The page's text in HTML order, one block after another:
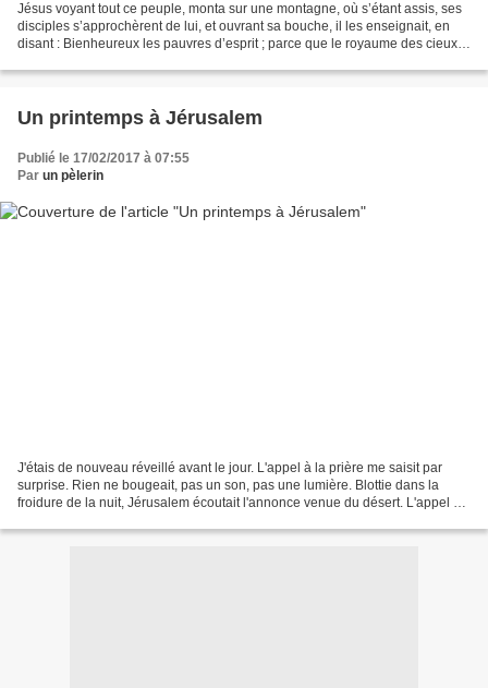
Jésus voyant tout ce peuple, monta sur une montagne, où s’étant assis, ses
disciples s’approchèrent de lui, et ouvrant sa bouche, il les enseignait, en
disant : Bienheureux les pauvres d’esprit ; parce que le royaume des cieux
Un printemps à Jérusalem
Publié le 17/02/2017 à 07:55
Par un pèlerin
J'étais de nouveau réveillé avant le jour. L'appel à la prière me saisit par
surprise. Rien ne bougeait, pas un son, pas une lumière. Blottie dans la
froidure de la nuit, Jérusalem écoutait l'annonce venue du désert. L'appel ne